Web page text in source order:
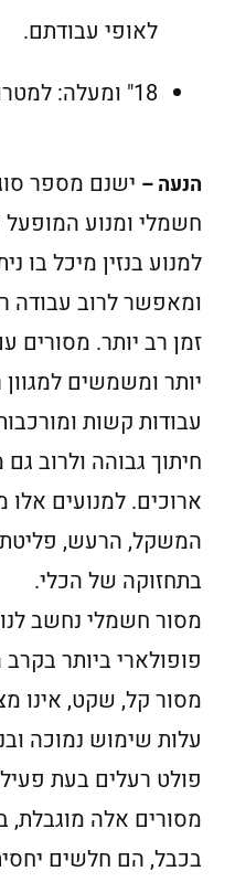
לאופי עבודתם.
18" ומעלה: למטרות כריתת עצים גדולים.
הנעה – ישנם מספר
חשמלי ומנוע המופעל
למנוע בנזין מיכל בו
ומאפשר לרוב עבודה
זמן רב יותר. מסורים
יותר ומשמשים
עבודות קשות
חיתוך גבוהה ולרוב
ארוכים. למנועים
המשקל, הרעש, פליטת
בתחזוקה של הכלי.
מסור חשמלי נחשב
פופולארי ביותר
מסור קל, שקט, אינו
עלות שימוש נמוכה
פולט רעלים בעת
מסורים אלה
בכבל, הם חלשים